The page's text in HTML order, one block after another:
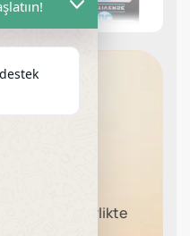
Ürününü Birlikte